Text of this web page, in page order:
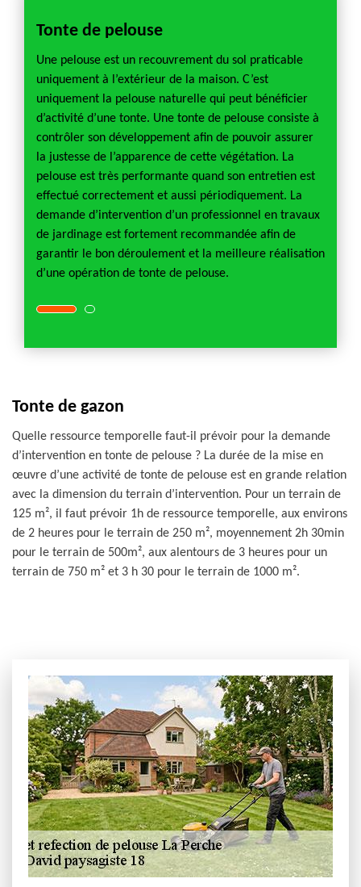
Tonte de pelouse
Une pelouse est un recouvrement du sol praticable
uniquement à l’extérieur de la maison. C’est
uniquement la pelouse naturelle qui peut bénéficier
d’activité d’une tonte. Une tonte de pelouse consiste à
contrôler son développement afin de pouvoir assurer
la justesse de l’apparence de cette végétation. La
pelouse est très performante quand son entretien est
effectué correctement et aussi périodiquement. La
demande d’intervention d’un professionnel en travaux
de jardinage est fortement recommandée afin de
garantir le bon déroulement et la meilleure réalisation
d’une opération de tonte de pelouse.
Tonte de gazon
Quelle ressource temporelle faut-il prévoir pour la demande
d’intervention en tonte de pelouse ? La durée de la mise en
œuvre d’une activité de tonte de pelouse est en grande relation
avec la dimension du terrain d’intervention. Pour un terrain de
125 m², il faut prévoir 1h de ressource temporelle, aux environs
de 2 heures pour le terrain de 250 m², moyennement 2h 30min
pour le terrain de 500m², aux alentours de 3 heures pour un
terrain de 750 m² et 3 h 30 pour le terrain de 1000 m².